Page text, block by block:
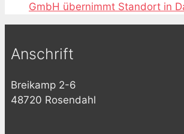
GmbH übernimmt Standort in
Anschrift
Breikamp 2-6
48720 Rosendahl